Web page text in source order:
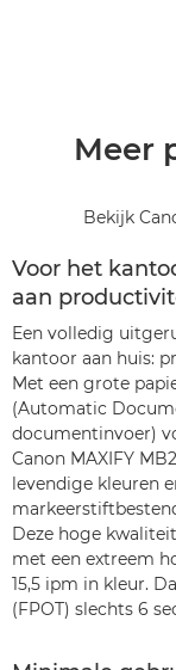
Meer
Bekijk
Voor het
aan
Een volledig
kantoor aan huis:
Met een grote
(Automatic
documentinvoer)
Canon MAXIFY
levendige kleuren
Deze hoge
met een extreem
15,5 ipm in kleur.
(FPOT) slechts 6